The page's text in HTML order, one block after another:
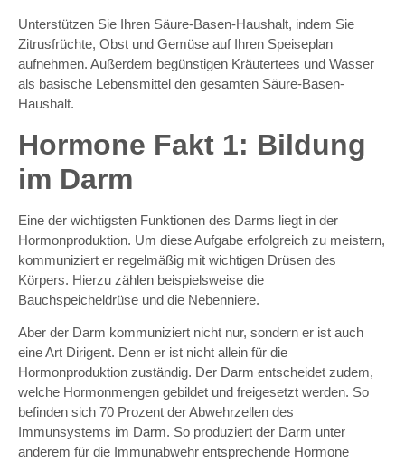
Unterstützen Sie Ihren Säure-Basen-Haushalt, indem Sie
Zitrusfrüchte, Obst und Gemüse auf Ihren Speiseplan
aufnehmen. Außerdem begünstigen Kräutertees und Wasser
als basische Lebensmittel den gesamten Säure-Basen-
Haushalt.
Hormone Fakt 1: Bildung
im Darm
Eine der wichtigsten Funktionen des Darms liegt in der
Hormonproduktion. Um diese Aufgabe erfolgreich zu meistern,
kommuniziert er regelmäßig mit wichtigen Drüsen des
Körpers. Hierzu zählen beispielsweise die
Bauchspeicheldrüse und die Nebenniere.
Aber der Darm kommuniziert nicht nur, sondern er ist auch
eine Art Dirigent. Denn er ist nicht allein für die
Hormonproduktion zuständig. Der Darm entscheidet zudem,
welche Hormonmengen gebildet und freigesetzt werden. So
befinden sich 70 Prozent der Abwehrzellen des
Immunsystems im Darm. So produziert der Darm unter
anderem für die Immunabwehr entsprechende Hormone